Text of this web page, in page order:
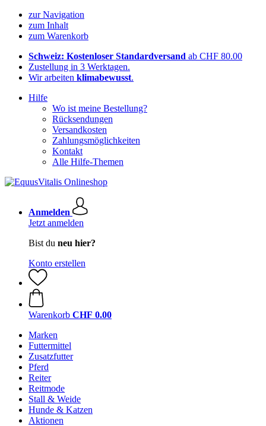
zur Navigation
zum Inhalt
zum Warenkorb
Schweiz: Kostenloser Standardversand ab CHF 80.00
Zustellung in 3 Werktagen.
Wir arbeiten klimabewusst.
Hilfe
Wo ist meine Bestellung?
Rücksendungen
Versandkosten
Zahlungsmöglichkeiten
Kontakt
Alle Hilfe-Themen
Anmelden
Jetzt anmelden
Bist du neu hier?
Konto erstellen
Warenkorb CHF 0.00
Marken
Futtermittel
Zusatzfutter
Pferd
Reiter
Reitmode
Stall & Weide
Hunde & Katzen
Aktionen